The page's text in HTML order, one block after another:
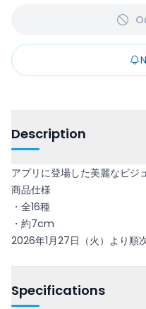
Description
アプリに登場した美麗なビジ
商品仕様
・全16種
・約7cm
2026年1月27日（火）より順
Specifications